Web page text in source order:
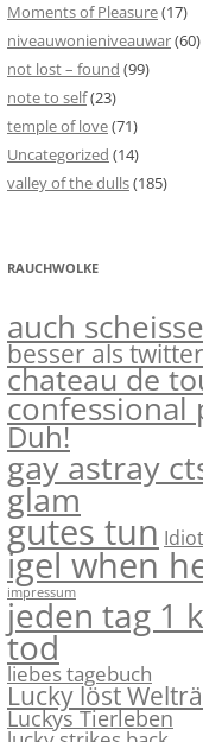
Moments of Pleasure(17)
niveauwonieniveauwar(60)
not lost – found (99)
note to self(23)
temple of love(71)
Uncategorized (14)
valley of the dulls(185)
RAUCHWOLKE
auch scheisse
besser als
chateau de
confessional
Duh!
gay astray
glam
gutes tun
igel when
impressum
jeden tag 1
tod
liebes tagebuch
Lucky löst
Luckys Tierleben